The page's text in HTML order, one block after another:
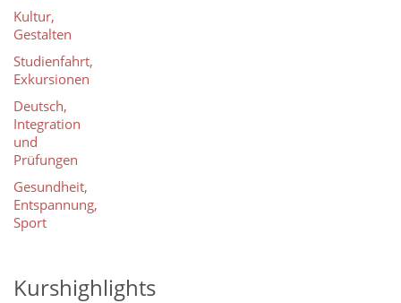
Kultur,
Gestalten
Studienfahrt,
Exkursionen
Deutsch,
Integration
und
Prüfungen
Gesundheit,
Entspannung,
Sport
Kurshighlights